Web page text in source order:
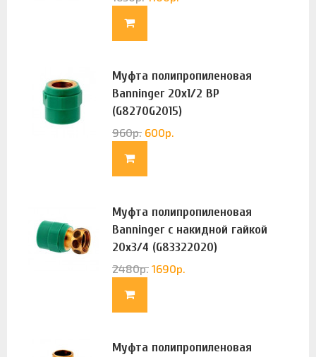
Муфта полипропиленовая
Banninger 20х1/2 ВР
(G8270G2015)
960р. 600р.
Муфта полипропиленовая
Banninger с накидной гайкой
20х3/4 (G83322020)
2480р. 1690р.
Муфта полипропиленовая